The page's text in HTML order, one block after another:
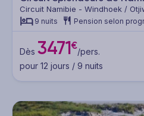
Circuit Namibie - Windhoek /
Twyfelfontein / Swakopmund /
9 nuits Pension selon
Dès 3471€/pers.
pour 12 jours / 9 nuits